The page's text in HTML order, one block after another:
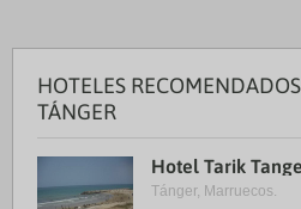
HOTELES
TÁNGER
Hotel Tarik
Tánger, Marruecos.